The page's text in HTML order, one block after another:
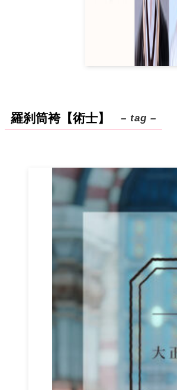
羅刹筒袴【術士】 – tag –